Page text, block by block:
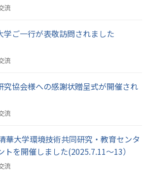
流
学ご一行が表敬訪問されました
流
究協会様への感謝状贈呈式が開催され
流
華大学環境技術共同研究・教育センタ
を開催しました(2025.7.11～13）
流